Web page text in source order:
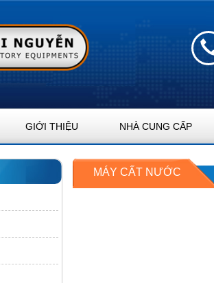
GIỚI THIỆU NHÀ CUNG CẤP
MÁY CẤT NƯỚC